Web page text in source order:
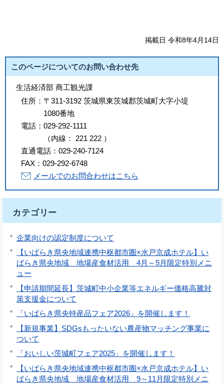
掲載日 令和8年4月14日
このページについてのお問い合わせ先
生活経済部 商工観光課
住所： 〒311-3192 茨城県東茨城郡茨城町大字小堤
1080番地
電話： 029-292-1111
（内線 ： 221 222 ）
直通電話： 029-240-7124
FAX： 029-292-6748
メールでのお問合わせはこちら
カテゴリー
企業向けの認定制度について
【いばらき県央地域連携中枢都市圏×水戸京成ホテル】い
ばらき県央地域 地場産食材活用 4月～5月限定特別メニ
ュー
【申請期間延長】茨城町中小企業等エネルギー価格高騰対
策支援金について
「いばらき県央特産品フェア2026」を開催します！
【新規事業】SDGsもったいない農産物マッチング事業に
ついて
「おいしい茨城町フェア2025」を開催します！
【いばらき県央地域連携中枢都市圏×水戸京成ホテル】い
ばらき県央地域 地場産食材活用 9～11月限定特別メニ